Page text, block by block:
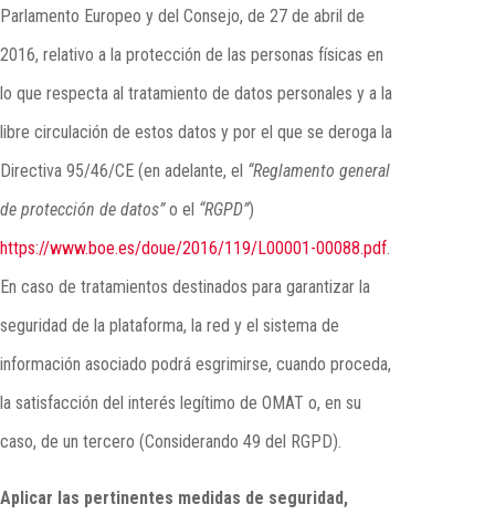
Parlamento Europeo y del Consejo, de 27 de abril de
2016, relativo a la protección de las personas físicas en
lo que respecta al tratamiento de datos personales y a la
libre circulación de estos datos y por el que se deroga la
Directiva 95/46/CE (en adelante, el “Reglamento general
de protección de datos”o el “RGPD”)
https://www.boe.es/doue/2016/119/L00001-00088.pdf.
En caso de tratamientos destinados para garantizar la
seguridad de la plataforma, la red y el sistema de
información asociado podrá esgrimirse, cuando proceda,
la satisfacción del interés legítimo de OMAT o, en su
caso, de un tercero (Considerando 49 del RGPD).
Aplicar las pertinentes medidas de seguridad,